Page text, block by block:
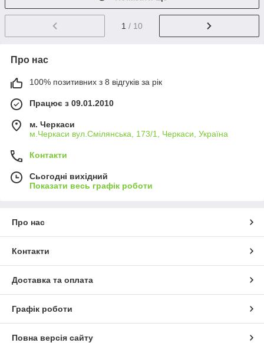
1 / 10
Про нас
100% позитивних з 8 відгуків за рік
Працює з 09.01.2010
м. Черкаси
м.Черкаси вул.Смілянська, 173/1, Черкаси, Україна
Контакти
Сьогодні вихідний
Показати весь графік роботи
Про нас
Контакти
Доставка та оплата
Графік роботи
Повна версія сайту